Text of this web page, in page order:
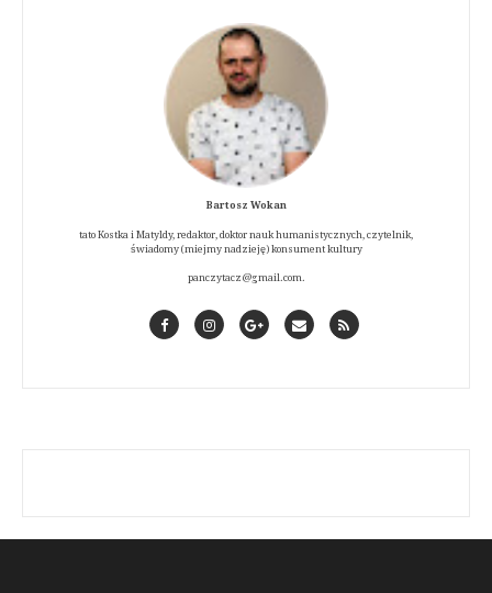
Bartosz Wokan
tato Kostka i Matyldy, redaktor, doktor nauk humanistycznych, czytelnik,
świadomy (miejmy nadzieję) konsument kultury
panczytacz@gmail.com.
FacebookInstagramGooglePlus
ContactRSS